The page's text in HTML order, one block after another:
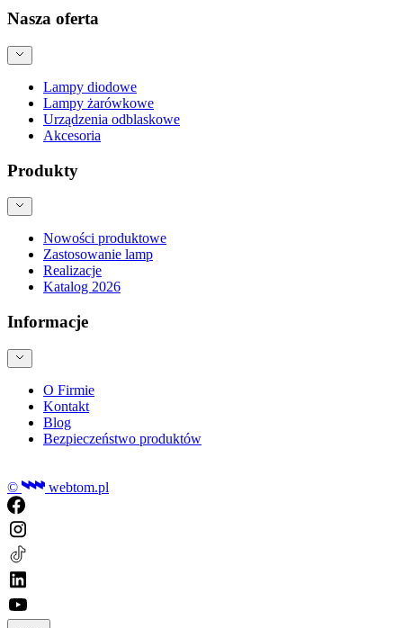
Nasza oferta
Lampy diodowe
Lampy żarówkowe
Urządzenia odblaskowe
Akcesoria
Produkty
Nowości produktowe
Zastosowanie lamp
Realizacje
Katalog 2026
Informacje
O Firmie
Kontakt
Blog
Bezpieczeństwo produktów
© webtom.pl